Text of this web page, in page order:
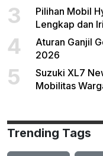
3
Pilihan Mobil
Lengkap dan
4
Aturan Ganjil
2026
5
Suzuki XL7
Mobilitas
Trending Tags